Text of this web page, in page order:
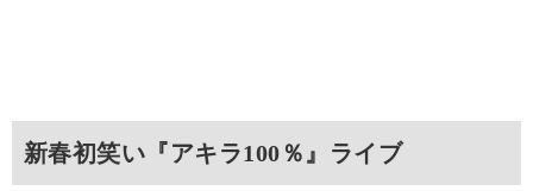
新春初笑い『アキラ100％』ライブ